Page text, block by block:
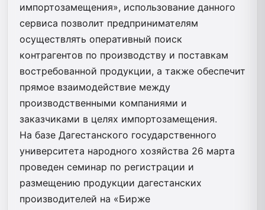
импортозамещения», использование данного
сервиса позволит предпринимателям
осуществлять оперативный поиск
контрагентов по производству и поставкам
востребованной продукции, а также обеспечит
прямое взаимодействие между
производственными компаниями и
заказчиками в целях импортозамещения.
На базе Дагестанского государственного
университета народного хозяйства 26 марта
проведен семинар по регистрации и
размещению продукции дагестанских
производителей на «Бирже